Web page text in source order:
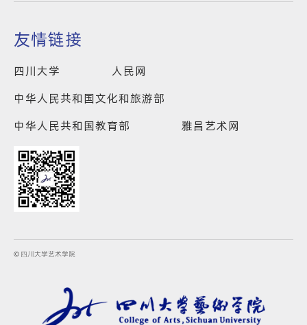
友情链接
四川大学
人民网
中华人民共和国文化和旅游部
中华人民共和国教育部
雅昌艺术网
© 四川大学艺术学院